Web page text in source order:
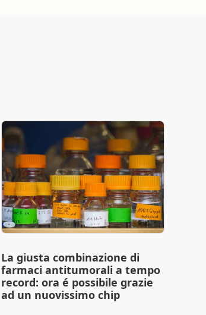
La giusta combinazione di
farmaci antitumorali a tempo
record: ora é possibile grazie
ad un nuovissimo chip